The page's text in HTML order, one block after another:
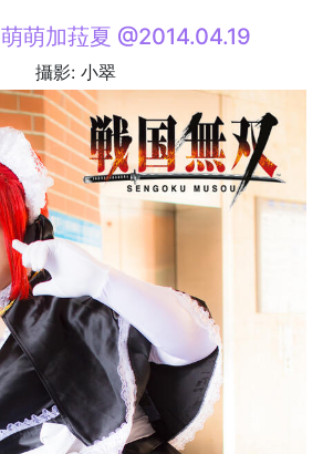
萌萌加菈夏 @2014.04.19
攝影: 小翠